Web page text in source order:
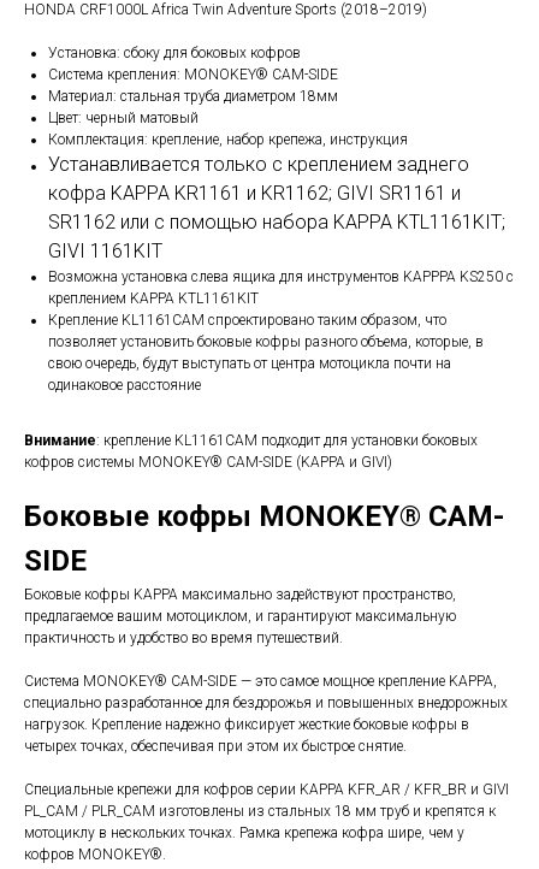
HONDA CRF1000L Africa Twin Adventure Sports (2018–2019)
Установка: сбоку для боковых кофров
Система крепления: MONOKEY® CAM-SIDE
Материал: стальная труба диаметром 18мм
Цвет: черный матовый
Комплектация: крепление, набор крепежа, инструкция
Устанавливается только с креплением заднего
кофра KAPPA KR1161 и KR1162; GIVI SR1161 и
SR1162 или с помощью набора KAPPA KTL1161KIT;
GIVI 1161KIT
Возможна установка слева ящика для инструментов KAPPPA KS250 с
креплением KAPPA KTL1161KIT
Крепление KL1161CAM спроектировано таким образом, что
позволяет установить боковые кофры разного объема, которые, в
свою очередь, будут выступать от центра мотоцикла почти на
одинаковое расстояние
Внимание: крепление KL1161CAM подходит для установки боковых
кофров системы MONOKEY® CAM-SIDE (KAPPA и GIVI)
Боковые кофры MONOKEY® CAM-
SIDE
Боковые кофры KAPPA максимально задействуют пространство,
предлагаемое вашим мотоциклом, и гарантируют максимальную
практичность и удобство во время путешествий.
Система MONOKEY® CAM-SIDE — это самое мощное крепление KAPPA,
специально разработанное для бездорожья и повышенных внедорожных
нагрузок. Крепление надежно фиксирует жесткие боковые кофры в
четырех точках, обеспечивая при этом их быстрое снятие.
Специальные крепежи для кофров серии KAPPA KFR_AR / KFR_BR и GIVI
PL_CAM / PLR_CAM изготовлены из стальных 18 мм труб и крепятся к
мотоциклу в нескольких точках. Рамка крепежа кофра шире, чем у
кофров MONOKEY®.